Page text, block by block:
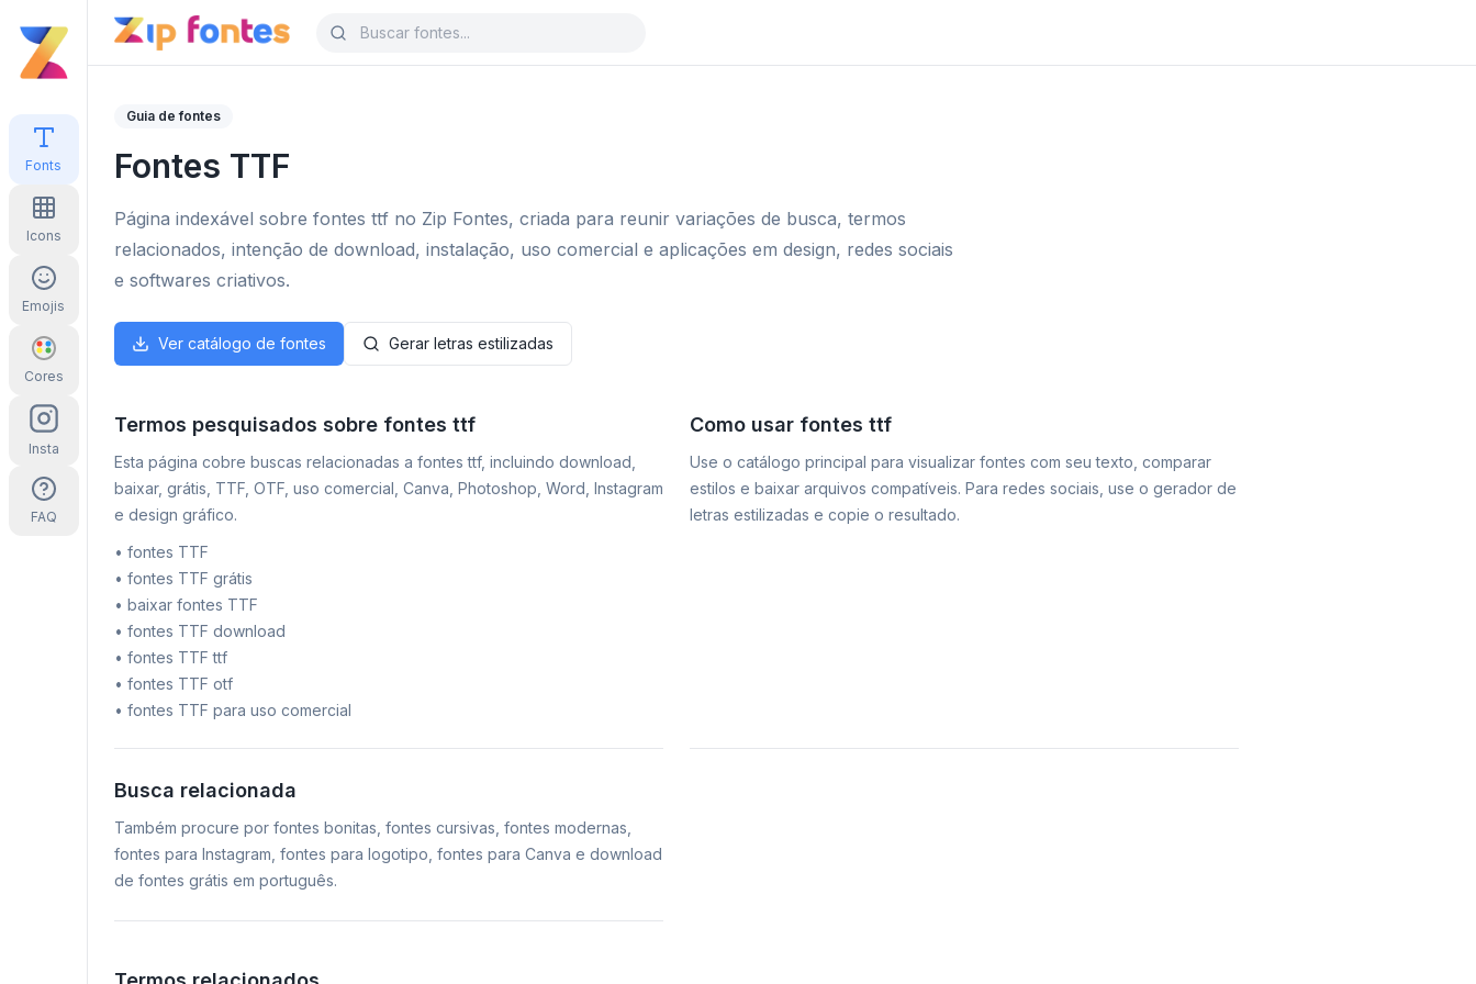
Fonts
Icons
Emojis
Cores
Insta
FAQ
Guia de fontes
Fontes TTF
Página indexável sobre fontes ttf no Zip Fontes, criada para reunir variações de busca, termos
relacionados, intenção de download, instalação, uso comercial e aplicações em design, redes sociais
e softwares criativos.
Ver catálogo de fontes Gerar letras estilizadas
Termos pesquisados sobre fontes ttf
Esta página cobre buscas relacionadas a fontes ttf, incluindo download,
baixar, grátis, TTF, OTF, uso comercial, Canva, Photoshop, Word, Instagram
e design gráfico.
• fontes TTF
• fontes TTF grátis
• baixar fontes TTF
• fontes TTF download
• fontes TTF ttf
• fontes TTF otf
• fontes TTF para uso comercial
Como usar fontes ttf
Use o catálogo principal para visualizar fontes com seu texto, comparar
estilos e baixar arquivos compatíveis. Para redes sociais, use o gerador de
letras estilizadas e copie o resultado.
Busca relacionada
Também procure por fontes bonitas, fontes cursivas, fontes modernas,
fontes para Instagram, fontes para logotipo, fontes para Canva e download
de fontes grátis em português.